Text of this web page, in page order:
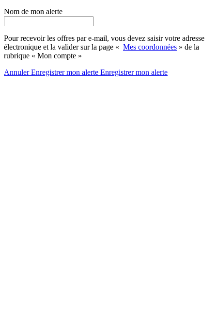
Nom de mon alerte
Pour recevoir les offres par e-mail, vous devez saisir votre adresse
électronique et la valider sur la page « Mes coordonnées » de la
rubrique « Mon compte »
AnnulerEnregistrer mon alerte Enregistrermon alerte